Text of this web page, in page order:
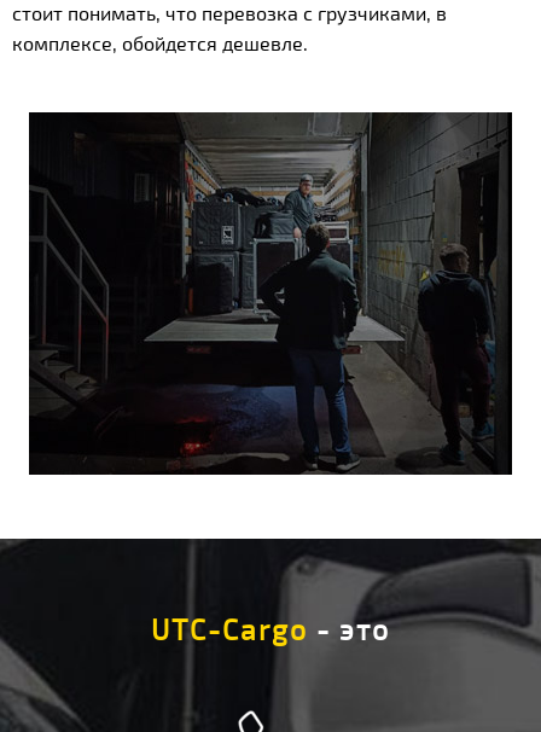
стоит понимать, что перевозка с грузчиками, в
комплексе, обойдется дешевле.
UTC-Cargo - это